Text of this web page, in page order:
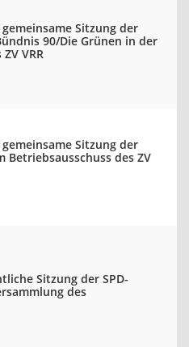
gemeinsame Sitzung der
90/Die Grünen in der
VRR
gemeinsame Sitzung der
des ZV
Sitzung der SPD-
des